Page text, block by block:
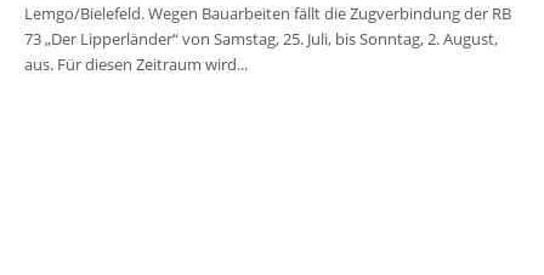
Lemgo/Bielefeld. Wegen Bauarbeiten fällt die Zugverbindung der RB
73 „Der Lipperländer“ von Samstag, 25. Juli, bis Sonntag, 2. August,
aus. Für diesen Zeitraum wird...